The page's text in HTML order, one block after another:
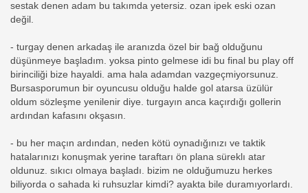
sestak denen adam bu takımda yetersiz. ozan ipek eski ozan
değil.
- turgay denen arkadaş ile aranızda özel bir bağ olduğunu
düşünmeye başladım. yoksa pinto gelmese idi bu final bu play off
birinciliği bize hayaldi. ama hala adamdan vazgeçmiyorsunuz.
Bursasporumun bir oyuncusu olduğu halde gol atarsa üzülür
oldum sözleşme yenilenir diye. turgayın anca kaçırdığı gollerin
ardından kafasını okşasın.
- bu her maçın ardından, neden kötü oynadığınızı ve taktik
hatalarınızı konuşmak yerine taraftarı ön plana süreklı atar
oldunuz. sıkıcı olmaya başladı. bizim ne olduğumuzu herkes
biliyorda o sahada ki ruhsuzlar kimdi? ayakta bile duramıyorlardı.